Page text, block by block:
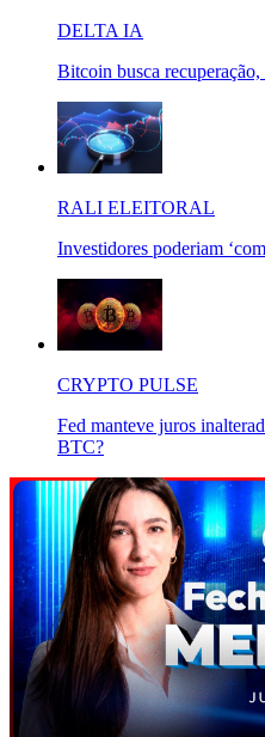
DELTA IA
Bitcoin busca
RALI ELEITORAL
Investidores poderiam
CRYPTO PULSE
Fed manteve juros
BTC?